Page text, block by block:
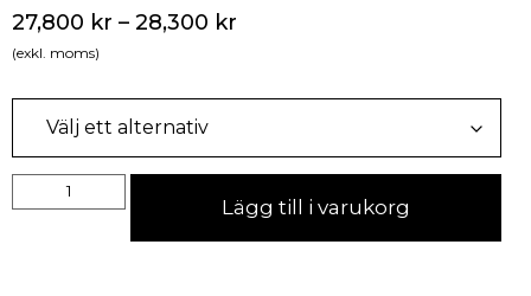
27,800 kr – 28,300 kr
(exkl. moms)
Lägg till i varukorg